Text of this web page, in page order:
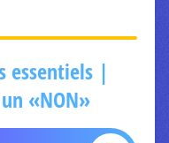
essentiels |
«NON»